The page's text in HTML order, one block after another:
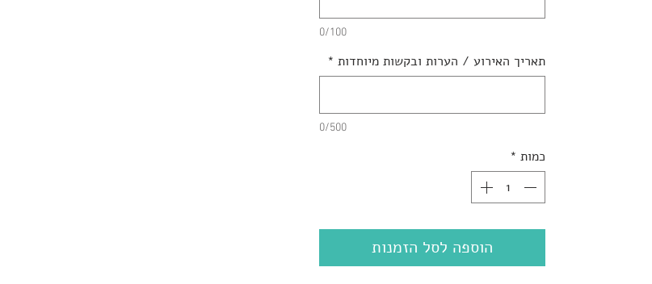
0/100
תאריך האירוע / הערות ובקשות מיוחדות *
0/500
כמות *
הוספה לסל הזמנות